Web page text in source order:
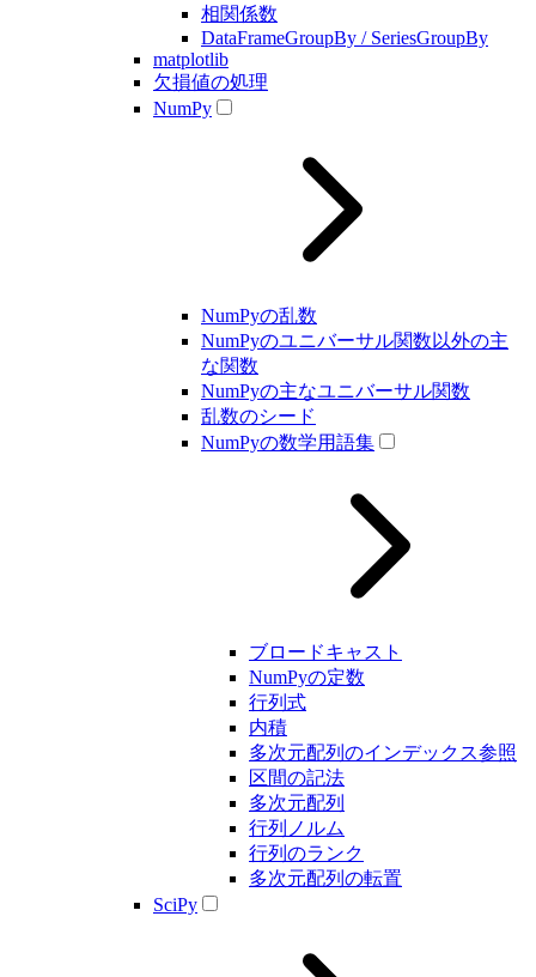
相関係数
DataFrameGroupBy / SeriesGroupBy
matplotlib
欠損値の処理
NumPy
NumPyの乱数
NumPyのユニバーサル関数以外の主
な関数
NumPyの主なユニバーサル関数
乱数のシード
NumPyの数学用語集
ブロードキャスト
NumPyの定数
行列式
内積
多次元配列のインデックス参照
区間の記法
多次元配列
行列ノルム
行列のランク
多次元配列の転置
SciPy